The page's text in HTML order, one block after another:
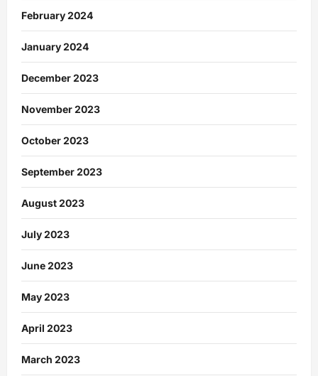
February 2024
January 2024
December 2023
November 2023
October 2023
September 2023
August 2023
July 2023
June 2023
May 2023
April 2023
March 2023